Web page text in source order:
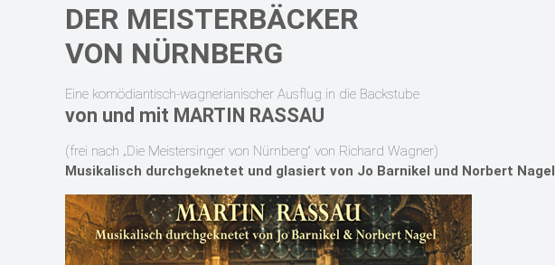
DER MEISTERBÄCKER
VON NÜRNBERG
Eine komödiantisch-wagnerianischer Ausflug in die Backstube
von und mit MARTIN RASSAU
(frei nach „Die Meistersinger von Nürnberg“ von Richard Wagner)
Musikalisch durchgeknetet und glasiert von Jo Barnikel und Norbert Nagel